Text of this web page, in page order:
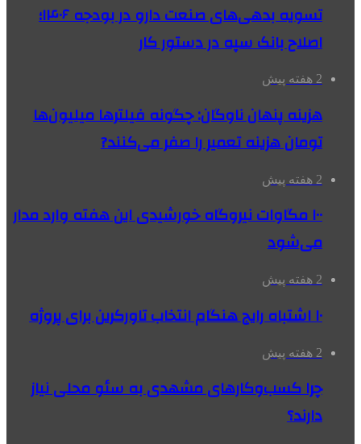
تسویه بدهی‌های صنعت دارو در بودجه ۱۴۰۶؛
اصلاح بانک سپه در دستور کار
2 هفته پیش
هزینه پنهان ناوگان: چگونه فیلترها میلیون‌ها
تومان هزینه تعمیر را صفر می‌کنند?
2 هفته پیش
۱۰۰ مگاوات نیروگاه‌ خورشیدی این هفته وارد مدار
می‌شود
2 هفته پیش
۱۰ اشتباه رایج هنگام انتخاب تاورکرین برای پروژه
2 هفته پیش
چرا کسب‌وکارهای مشهدی به سئو محلی نیاز
دارند؟